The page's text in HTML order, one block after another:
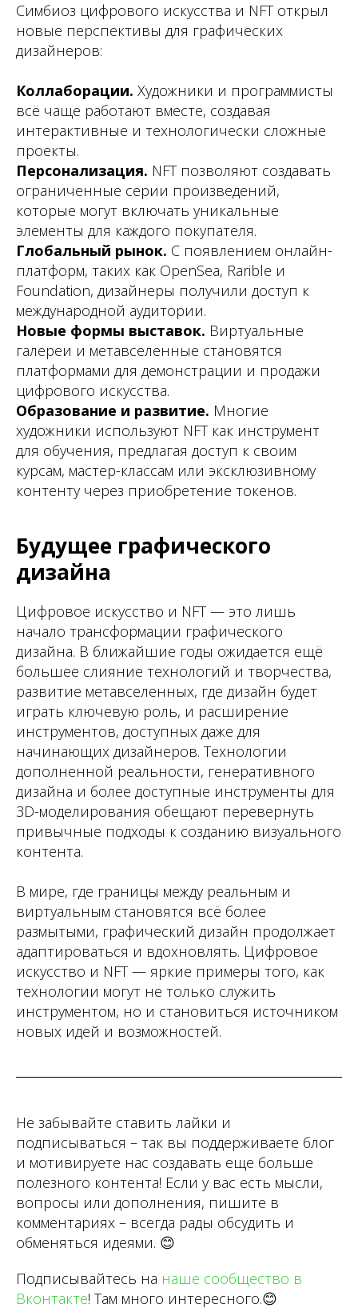
Симбиоз цифрового искусства и NFT открыл
новые перспективы для графических
дизайнеров:
Коллаборации. Художники и программисты
всё чаще работают вместе, создавая
интерактивные и технологически сложные
проекты.
Персонализация. NFT позволяют создавать
ограниченные серии произведений,
которые могут включать уникальные
элементы для каждого покупателя.
Глобальный рынок. С появлением онлайн-
платформ, таких как OpenSea, Rarible и
Foundation, дизайнеры получили доступ к
международной аудитории.
Новые формы выставок. Виртуальные
галереи и метавселенные становятся
платформами для демонстрации и продажи
цифрового искусства.
Образование и развитие. Многие
художники используют NFT как инструмент
для обучения, предлагая доступ к своим
курсам, мастер-классам или эксклюзивному
контенту через приобретение токенов.
Будущее графического
дизайна
Цифровое искусство и NFT — это лишь
начало трансформации графического
дизайна. В ближайшие годы ожидается ещё
большее слияние технологий и творчества,
развитие метавселенных, где дизайн будет
играть ключевую роль, и расширение
инструментов, доступных даже для
начинающих дизайнеров. Технологии
дополненной реальности, генеративного
дизайна и более доступные инструменты для
3D-моделирования обещают перевернуть
привычные подходы к созданию визуального
контента.
В мире, где границы между реальным и
виртуальным становятся всё более
размытыми, графический дизайн продолжает
адаптироваться и вдохновлять. Цифровое
искусство и NFT — яркие примеры того, как
технологии могут не только служить
инструментом, но и становиться источником
новых идей и возможностей.
Не забывайте ставить лайки и
подписываться – так вы поддерживаете блог
и мотивируете нас создавать еще больше
полезного контента! Если у вас есть мысли,
вопросы или дополнения, пишите в
комментариях – всегда рады обсудить и
обменяться идеями. 😊
Подписывайтесь на наше сообщество в
Вконтакте! Там много интересного.😊